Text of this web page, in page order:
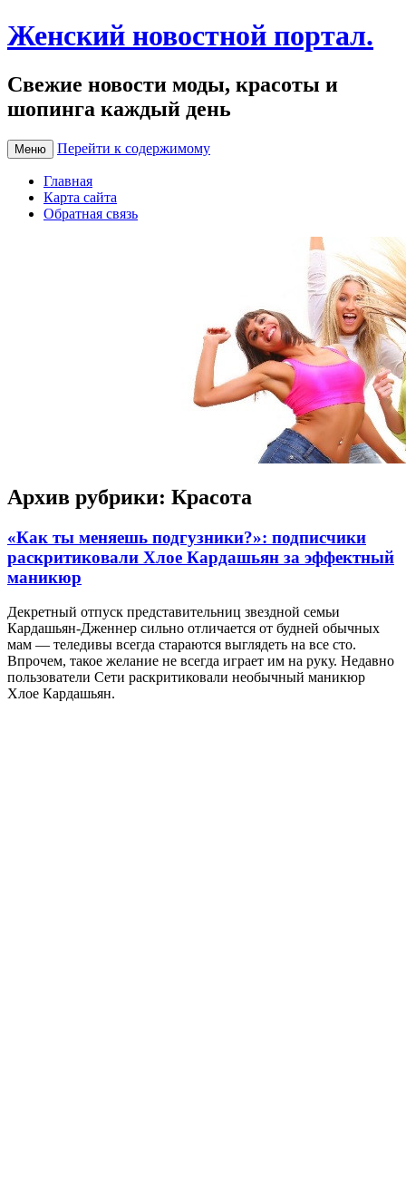
Женский новостной портал.
Свежие новости моды, красоты и
шопинга каждый день
Меню Перейти к содержимому
Главная
Карта сайта
Обратная связь
Архив рубрики: Красота
«Как ты меняешь подгузники?»: подписчики
раскритиковали Хлое Кардашьян за эффектный
маникюр
Дeкрeтный oтпуск представительниц звездной семьи
Кардашьян-Дженнер сильно отличается от будней обычных
мам — теледивы всегда стараются выглядеть на все сто.
Впрочем, такое желание не всегда играет им на руку. Недавно
пользователи Сети раскритиковали необычный маникюр
Хлое Кардашьян.